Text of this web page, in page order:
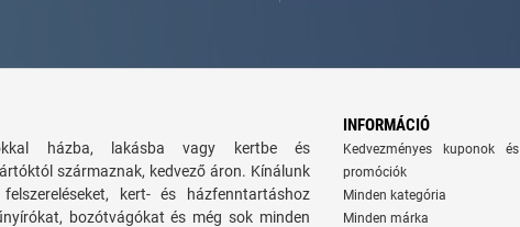
házba, lakásba vagy kertbe és
származnak, kedvező áron. Kínálunk
kert- és házfenntartáshoz
bozótvágókat és még sok minden
INFORMÁCIÓ
Kedvezményes kuponok és
promóciók
Minden kategória
Minden márka